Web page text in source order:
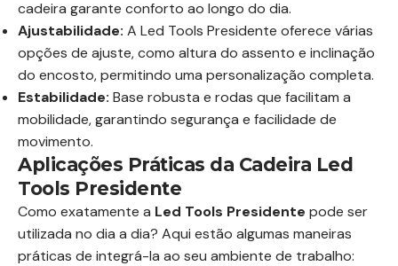
cadeira garante conforto ao longo do dia.
Ajustabilidade: A Led Tools Presidente oferece várias
opções de ajuste, como altura do assento e inclinação
do encosto, permitindo uma personalização completa.
Estabilidade: Base robusta e rodas que facilitam a
mobilidade, garantindo segurança e facilidade de
movimento.
Aplicações Práticas da Cadeira Led
Tools Presidente
Como exatamente a Led Tools Presidente pode ser
utilizada no dia a dia? Aqui estão algumas maneiras
práticas de integrá-la ao seu ambiente de trabalho: